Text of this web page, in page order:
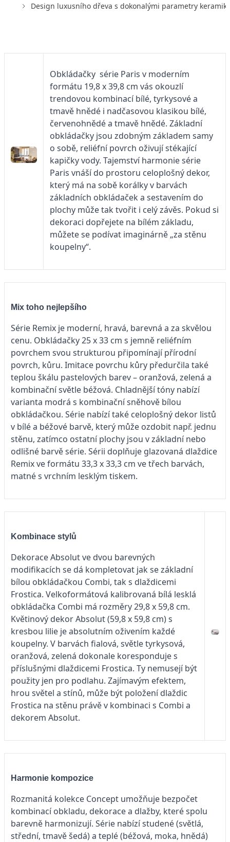
Design luxusního dřeva s dokonalými parametry keramiky
Obkládačky série Paris v moderním
formátu 19,8 x 39,8 cm vás okouzlí
trendovou kombinací bílé, tyrkysové a
tmavě hnědé i nadčasovou klasikou bílé,
červenohnědé a tmavě hnědé. Základní
obkládačky jsou zdobným základem samy
o sobě, reliéfní povrch oživují stékající
kapičky vody. Tajemství harmonie série
Paris vnáší do prostoru celoplošný dekor,
který má na sobě korálky v barvách
základních obkládaček a sestavením do
plochy může tak tvořit i celý závěs. Pokud si
dekoraci dopřejete na bílém základu,
můžete se podívat imaginárně „za stěnu
koupelny“.
Mix toho nejlepšího
Série Remix je moderní, hravá, barevná a za skvělou
cenu. Obkládačky 25 x 33 cm s jemně reliéfním
povrchem svou strukturou připomínají přírodní
povrch, kůru. Imitace povrchu kůry předurčila také
teplou škálu pastelových barev – oranžová, zelená a
kombinační světle béžová. Chladnější tóny nabízí
varianta modrá s kombinační sněhově bílou
obkládačkou. Série nabízí také celoplošný dekor listů
v bílé a béžové barvě, který může ozdobit např. jednu
stěnu, zatímco ostatní plochy jsou v základní nebo
odlišné barvě série. Sérii doplňuje glazovaná dlaždice
Remix ve formátu 33,3 x 33,3 cm ve třech barvách,
matné s vrchním lesklým tiskem.
Kombinace stylů
Dekorace Absolut ve dvou barevných
modifikacích se dá kompletovat jak se základní
bílou obkládačkou Combi, tak s dlaždicemi
Frostica. Velkoformátová kalibrovaná bílá lesklá
obkládačka Combi má rozměry 29,8 x 59,8 cm.
Květinový dekor Absolut (59,8 x 59,8 cm) s
kresbou lilie je absolutním oživením každé
koupelny. V barvách fialová, světle tyrkysová,
oranžová, zelená dokonale koresponduje s
příslušnými dlaždicemi Frostica. Ty nemusejí být
použity jen pro podlahu. Zajímavým efektem,
hrou světel a stínů, může být položení dlaždic
Frostica na stěnu právě v kombinaci s Combi a
dekorem Absolut.
Harmonie kompozice
Rozmanitá kolekce Concept umožňuje bezpočet
kombinací obkladu, dekorace a dlažby, které spolu
barevně harmonizují. Série nabízí studené (světlá,
střední, tmavě šedá) a teplé (béžová, moka, hnědá)